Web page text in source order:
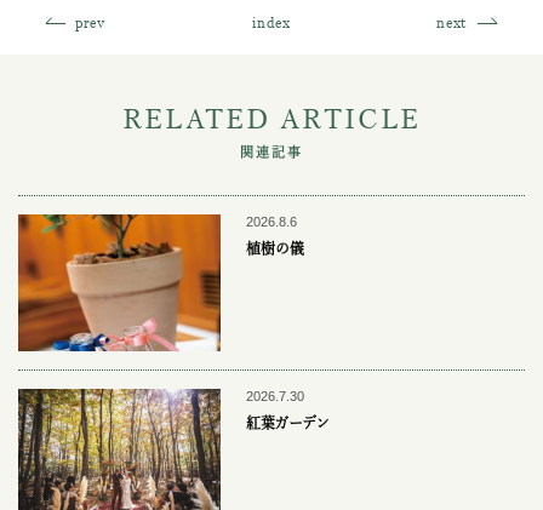
prev index next
RELATED ARTICLE
関連記事
2026.8.6
植樹の儀
2026.7.30
紅葉ガーデン